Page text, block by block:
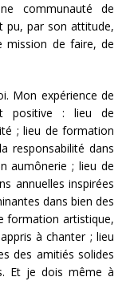
communauté de
pu, par son attitude,
mission de faire, de
Mon expérience de
positive : lieu de
; lieu de formation
responsabilité dans
aumônerie ; lieu de
annuelles inspirées
dans bien des
formation artistique,
à chanter ; lieu
des amitiés solides
Et je dois même à